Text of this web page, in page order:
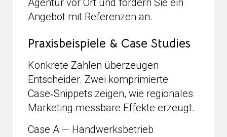
Agentur vor Ort und fordern Sie ein
Angebot mit Referenzen an.
Praxisbeispiele & Case Studies
Konkrete Zahlen überzeugen
Entscheider. Zwei komprimierte
Case‑Snippets zeigen, wie regionales
Marketing messbare Effekte erzeugt.
Case A — Handwerksbetrieb